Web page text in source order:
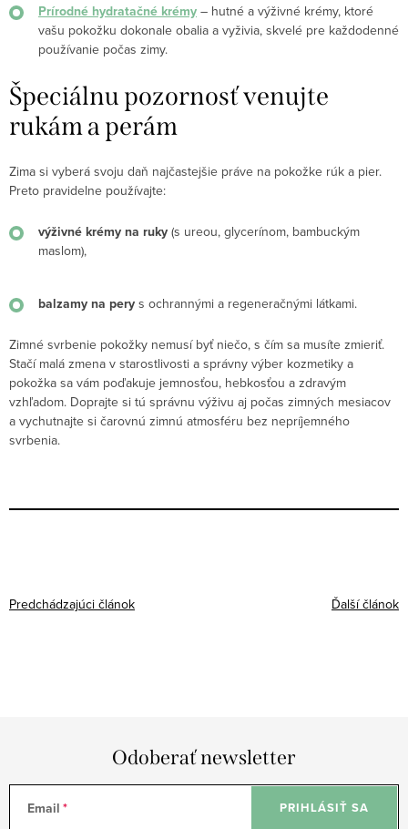
Prírodné hydratačné krémy – hutné a výživné krémy, ktoré
vašu pokožku dokonale obalia a vyživia, skvelé pre každodenné
používanie počas zimy.
Špeciálnu pozornosť venujte
rukám a perám
Zima si vyberá svoju daň najčastejšie práve na pokožke rúk a pier.
Preto pravidelne používajte:
výživné krémy na ruky (s ureou, glycerínom, bambuckým
maslom),
balzamy na pery s ochrannými a regeneračnými látkami.
Zimné svrbenie pokožky nemusí byť niečo, s čím sa musíte zmieriť.
Stačí malá zmena v starostlivosti a správny výber kozmetiky a
pokožka sa vám poďakuje jemnosťou, hebkosťou a zdravým
vzhľadom. Doprajte si tú správnu výživu aj počas zimných mesiacov
a vychutnajte si čarovnú zimnú atmosféru bez nepríjemného
svrbenia.
Predchádzajúci článok Ďalší článok
Odoberať newsletter
Email PRIHLÁSIŤ SA